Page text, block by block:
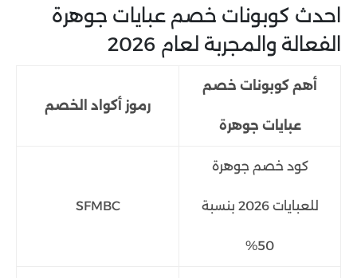
احدث كوبونات خصم عبايات جوهرة
الفعالة والمجربة لعام 2026
أهم كوبونات خصم
عبايات جوهرة
رموز أكواد الخصم
كود خصم جوهرة
للعبايات 2026 بنسبة
50%
SFMBC